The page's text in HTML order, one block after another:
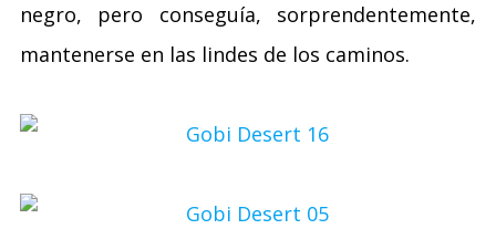
negro, pero conseguía, sorprendentemente,
mantenerse en las lindes de los caminos.